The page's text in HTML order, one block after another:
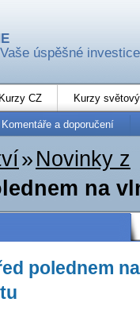
úspěšné investice
Kurzy CZ Kurzy
Komentáře a doporučení
» Novinky z
na
polednem